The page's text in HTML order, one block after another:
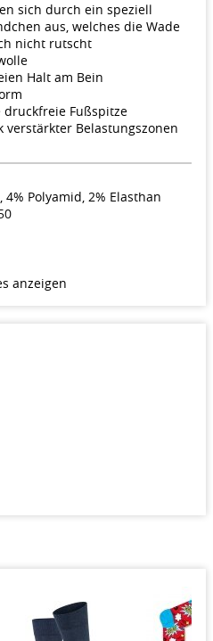
sich durch ein speziell
aus, welches die Wade
nicht rutscht
Halt am Bein
Fußspitze
Belastungszonen
Polyamid, 2% Elasthan
anzeigen